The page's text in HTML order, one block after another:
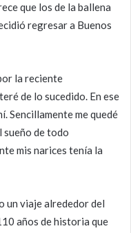
que los de la ballena
regresar a Buenos
la reciente
de lo sucedido. En ese
Sencillamente me quedé
sueño de todo
mis narices tenía la
un viaje alrededor del
años de historia que